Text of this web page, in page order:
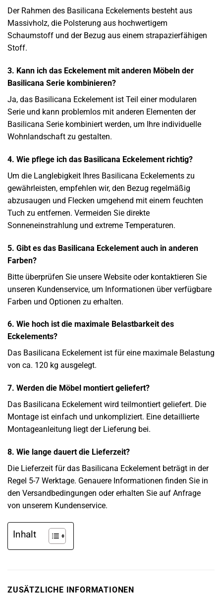
Der Rahmen des Basilicana Eckelements besteht aus
Massivholz, die Polsterung aus hochwertigem
Schaumstoff und der Bezug aus einem strapazierfähigen
Stoff.
3. Kann ich das Eckelement mit anderen Möbeln der
Basilicana Serie kombinieren?
Ja, das Basilicana Eckelement ist Teil einer modularen
Serie und kann problemlos mit anderen Elementen der
Basilicana Serie kombiniert werden, um Ihre individuelle
Wohnlandschaft zu gestalten.
4. Wie pflege ich das Basilicana Eckelement richtig?
Um die Langlebigkeit Ihres Basilicana Eckelements zu
gewährleisten, empfehlen wir, den Bezug regelmäßig
abzusaugen und Flecken umgehend mit einem feuchten
Tuch zu entfernen. Vermeiden Sie direkte
Sonneneinstrahlung und extreme Temperaturen.
5. Gibt es das Basilicana Eckelement auch in anderen
Farben?
Bitte überprüfen Sie unsere Website oder kontaktieren Sie
unseren Kundenservice, um Informationen über verfügbare
Farben und Optionen zu erhalten.
6. Wie hoch ist die maximale Belastbarkeit des
Eckelements?
Das Basilicana Eckelement ist für eine maximale Belastung
von ca. 120 kg ausgelegt.
7. Werden die Möbel montiert geliefert?
Das Basilicana Eckelement wird teilmontiert geliefert. Die
Montage ist einfach und unkompliziert. Eine detaillierte
Montageanleitung liegt der Lieferung bei.
8. Wie lange dauert die Lieferzeit?
Die Lieferzeit für das Basilicana Eckelement beträgt in der
Regel 5-7 Werktage. Genauere Informationen finden Sie in
den Versandbedingungen oder erhalten Sie auf Anfrage
von unserem Kundenservice.
Inhalt
ZUSÄTZLICHE INFORMATIONEN